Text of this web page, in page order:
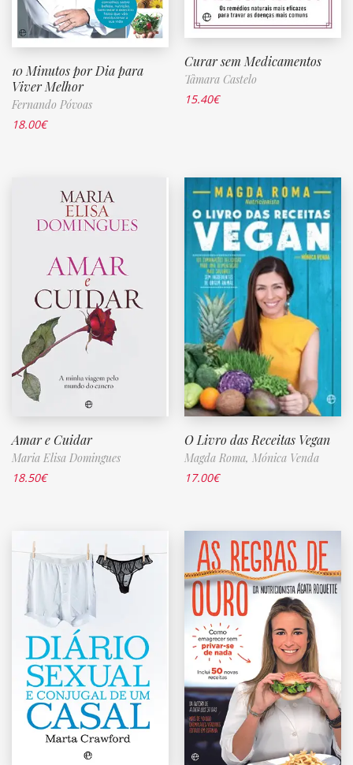
10 Minutos por Dia para
Viver Melhor
Fernando Póvoas
18.00€
Curar sem Medicamentos
Tâmara Castelo
15.40€
Amar e Cuidar
Maria Elisa Domingues
18.50€
O Livro das Receitas Vegan
Magda Roma, Mónica Venda
17.00€